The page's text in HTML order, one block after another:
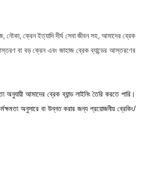
নৌকা, ক্রেন ইত্যাদি দীর্ঘ সেবা জীবন সহ, আমাদের ব্রেক
বা বড় ক্রেন এবং জাহাজ ব্রেক ব্যান্ডের আস্তরণের
অনুযায়ী আমাদের ব্রেক ব্যান্ড লাইনিং তৈরি করতে পারি।
অনুসারে বা উন্নত করার জন্য প্রয়োজনীয় ব্রেকিং/